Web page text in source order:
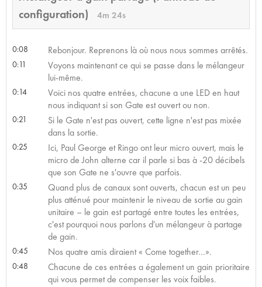
configuration)
4m 24s
0:08 Rebonjour. Reprenons là où nous nous sommes arrêtés.
0:11
Voyons maintenant ce qui se passe dans le mélangeur
lui-même.
0:14
Voici nos quatre entrées, chacune a une LED en haut
nous indiquant si son Gate est ouvert ou non.
0:21
Si le Gate n'est pas ouvert, cette ligne n'est pas mixée
dans la sortie.
0:25
Ici, Paul George et Ringo ont leur micro ouvert, mais le
micro de John alterne car il parle si bas à -20 décibels
que son Gate ne s'ouvre que parfois.
0:35
Quand plus de canaux sont ouverts, chacun est un peu
plus atténué pour maintenir le niveau de sortie au gain
unitaire – le gain est partagé entre toutes les entrées,
c'est pourquoi nous parlons d'un mélangeur à partage
de gain.
0:45 Nos quatre amis diraient « Come together…».
0:48
Chacune de ces entrées a également un gain prioritaire
qui vous permet de compenser les voix faibles.